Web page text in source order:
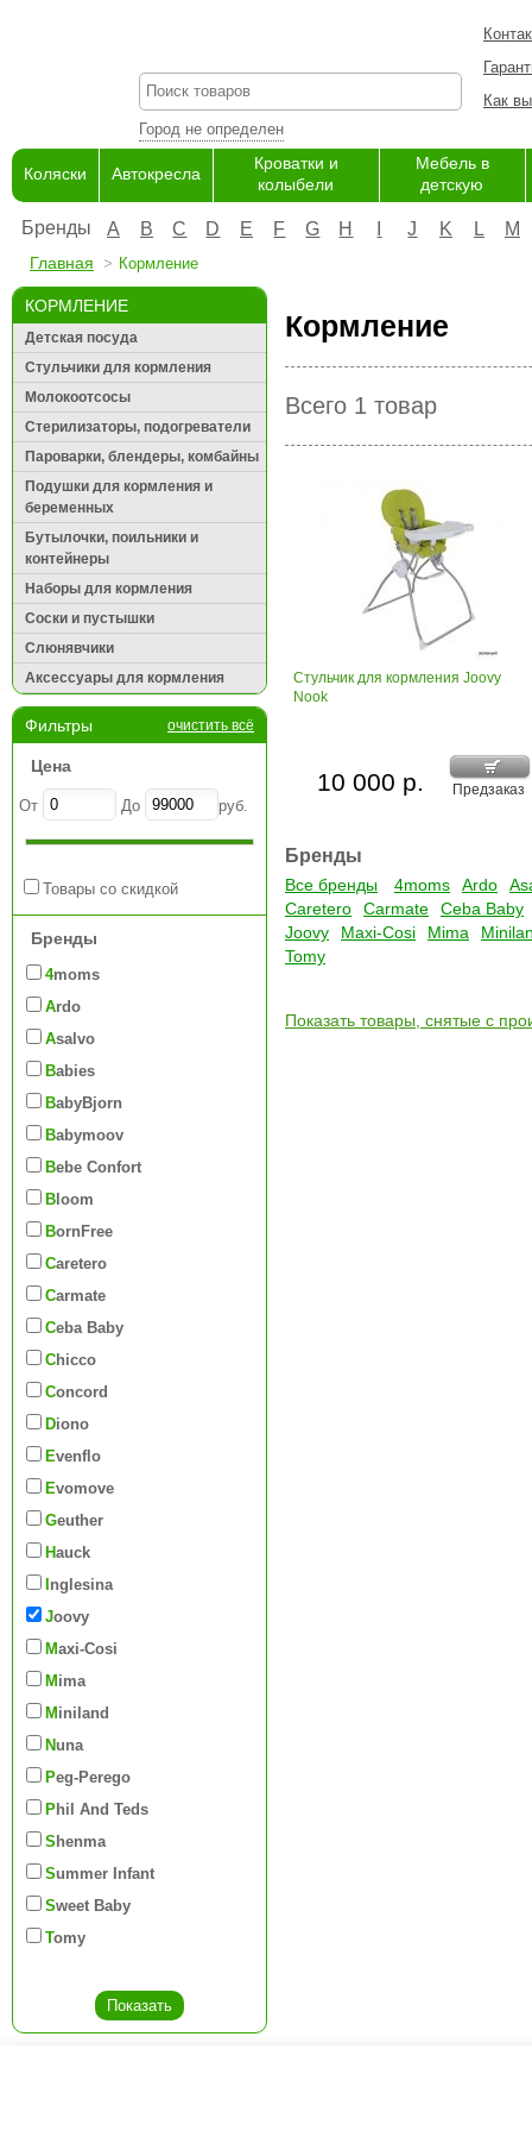
Город не определен
Как
Коляски Автокресла
Кроватки и
колыбели
Мебель в
детскую
Бренды A B C D E F G H J K L M
Главная Кормление
КОРМЛЕНИЕ
Детская посуда
Стульчики для кормления
Молокоотсосы
Стерилизаторы, подогреватели
Пароварки, блендеры, комбайны
Подушки для кормления и
беременных
Бутылочки, поильники и
контейнеры
Наборы для кормления
Соски и пустышки
Слюнявчики
Аксессуары для кормления
Фильтры очистить всё
Цена
От До руб.
Товары со скидкой
Бренды
4moms
Ardo
Asalvo
Babies
BabyBjorn
Babymoov
Bebe Confort
Bloom
BornFree
Caretero
Carmate
Ceba Baby
Chicco
Concord
Diono
Evenflo
Evomove
Geuther
Hauck
Inglesina
Joovy
Maxi-Cosi
Mima
Miniland
Nuna
Peg-Perego
Phil And Teds
Shenma
Summer Infant
Sweet Baby
Tomy
Кормление
Всего 1 товар
Стульчик для кормления Joovy
Nook
Предзаказ
10 000 р.
Бренды
Все бренды 4moms Ardo
Caretero
Carmate
Ceba Baby
Joovy
Maxi-Cosi Mima
Tomy
Показать товары, снятые с